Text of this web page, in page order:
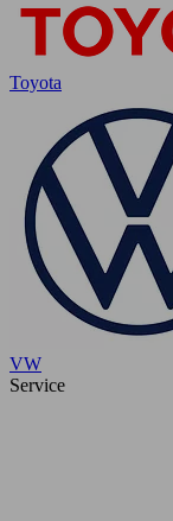
Toyota
VW
Service